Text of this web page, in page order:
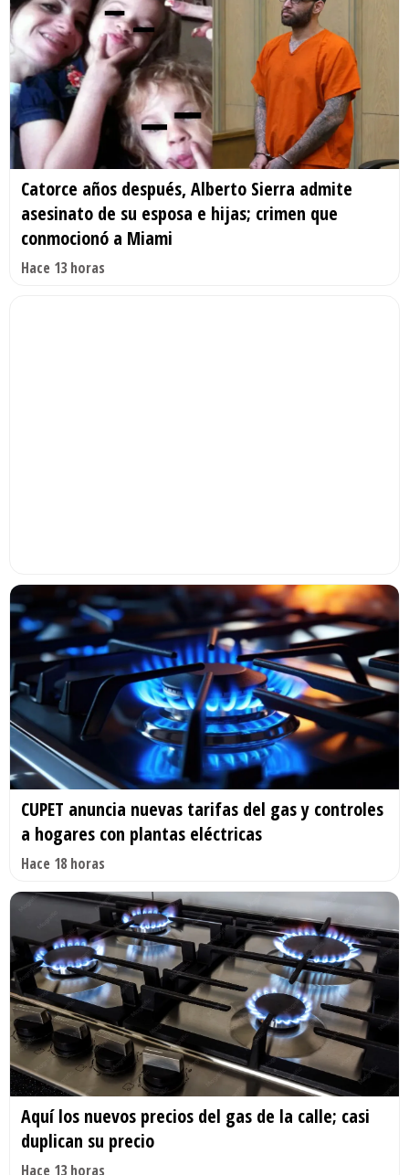
Catorce años después, Alberto Sierra admite
asesinato de su esposa e hijas; crimen que
conmocionó a Miami
Hace 13 horas
CUPET anuncia nuevas tarifas del gas y controles
a hogares con plantas eléctricas
Hace 18 horas
Aquí los nuevos precios del gas de la calle; casi
duplican su precio
Hace 13 horas